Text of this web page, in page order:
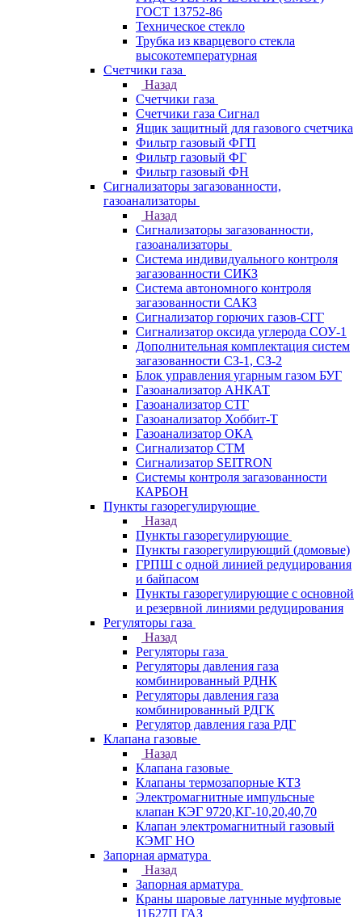
ГОСТ 13752-86
Техническое стекло
Трубка из кварцевого стекла
высокотемпературная
Счетчики газа
Назад
Счетчики газа
Счетчики газа Сигнал
Ящик защитный для газового счетчика
Фильтр газовый ФГП
Фильтр газовый ФГ
Фильтр газовый ФН
Сигнализаторы загазованности,
газоанализаторы
Назад
Сигнализаторы загазованности,
газоанализаторы
Система индивидуального контроля
загазованности СИКЗ
Система автономного контроля
загазованности САКЗ
Сигнализатор горючих газов-СГГ
Сигнализатор оксида углерода СОУ-1
Дополнительная комплектация систем
загазованности СЗ-1, СЗ-2
Блок управления угарным газом БУГ
Газоанализатор АНКАТ
Газоанализатор СТГ
Газоанализатор Хоббит-Т
Газоанализатор ОКА
Сигнализатор СТМ
Сигнализатор SEITRON
Системы контроля загазованности
КАРБОН
Пункты газорегулирующие
Назад
Пункты газорегулирующие
Пункты газорегулирующий (домовые)
ГРПШ с одной линией редуцирования
и байпасом
Пункты газорегулирующие с основной
и резервной линиями редуцирования
Регуляторы газа
Назад
Регуляторы газа
Регуляторы давления газа
комбинированный РДНК
Регуляторы давления газа
комбинированный РДГК
Регулятор давления газа РДГ
Клапана газовые
Назад
Клапана газовые
Клапаны термозапорные КТЗ
Электромагнитные импульсные
клапан КЭГ 9720,КГ-10,20,40,70
Клапан электромагнитный газовый
КЭМГ НО
Запорная арматура
Назад
Запорная арматура
Краны шаровые латунные муфтовые
11Б27П ГАЗ